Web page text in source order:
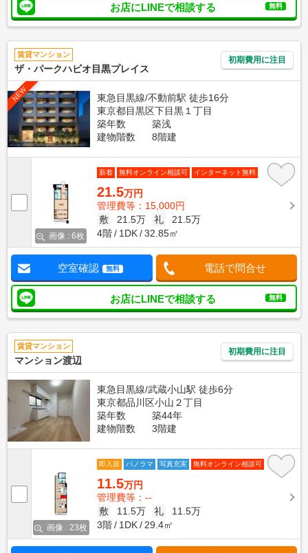
お店にLINEで相談する 無料
賃貸マンション
ザ・パークハビオ目黒プレイス
初期費用に注目
NEW
東急目黒線/不動前駅 徒歩16分
東京都目黒区下目黒１丁目
築年数
築浅
建物階数
8階建
画像 : 6枚
新着 無料オンライン相談可 インターネット無料
21.5万円
管理費等：15,000円
敷
21.5万 礼
21.5万
4階
1DK 32.85㎡
空室確認 無料 電話で問合せ
お店にLINEで相談する 無料
賃貸マンション
マンション渡辺
初期費用に注目
東急目黒線/武蔵小山駅 徒歩6分
東京都品川区小山２丁目
築年数
築44年
建物階数
3階建
画像 : 23枚
即入居 パノラマ 写真充実 無料オンライン相談可
11.5万円
管理費等：--
敷
11.5万 礼
11.5万
3階
1DK 29.4㎡